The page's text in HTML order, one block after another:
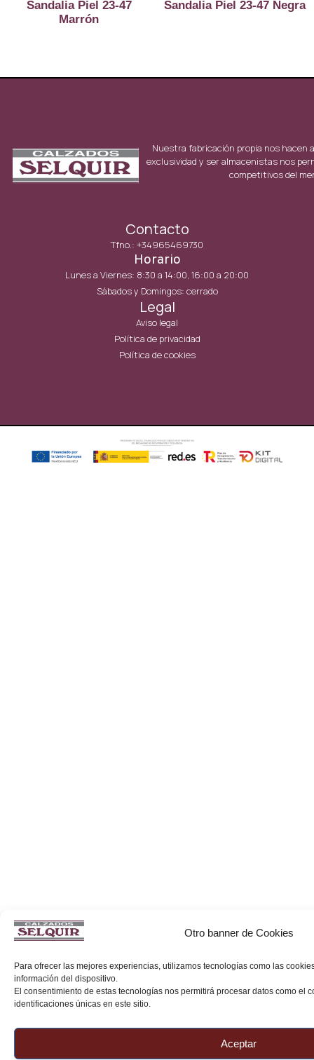
Otro banner de Cookies
Para ofrecer las mejores experiencias, utilizamos tecnologías como las
información del dispositivo.
El consentimiento de estas tecnologías nos permitirá procesar datos como el
identificaciones únicas en este sitio.
Aceptar
Sandalia Piel 23-47
Marrón
Sandalia Piel 23-47 Negra
Nuestra fabricación propia nos hacen
exclusividad y ser almacenistas nos
competitivos del
Legal
Aviso legal
Política de privacidad
Política de cookies
Horario
Lunes a Viernes: 8:30 a 14:00, 16:00 a 20:00
Sábados y Domingos: cerrado
Contacto
Tfno.: +34965469730